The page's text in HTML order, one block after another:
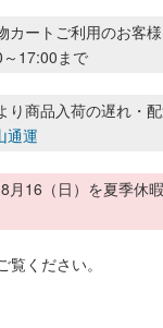
カートご利用のお客
17:00まで
り商品入荷の遅れ・
通運
月16（日）を夏季休
覧ください。